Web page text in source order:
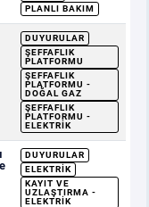
PLANLI BAKIM
DUYURULAR
ŞEFFAFLIK
PLATFORMU
ŞEFFAFLIK
PLATFORMU -
DOĞAL GAZ
ŞEFFAFLIK
PLATFORMU -
ELEKTRIK
DUYURULAR
ELEKTRIK
KAYIT VE
UZLAŞTIRMA -
ELEKTRIK